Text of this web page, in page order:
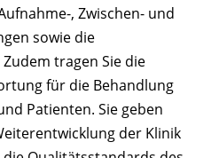
, Zwischen- und
sowie die
tragen Sie die
für die Behandlung
Patienten. Sie geben
der Klinik